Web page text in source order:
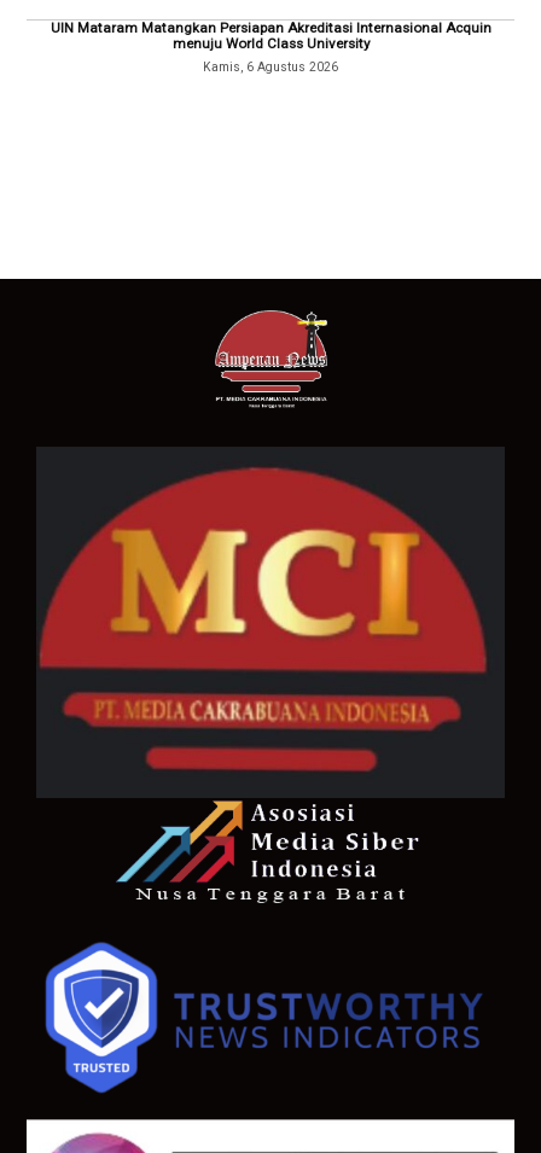
UIN Mataram Matangkan Persiapan Akreditasi Internasional Acquin
menuju World Class University
Kamis, 6 Agustus 2026